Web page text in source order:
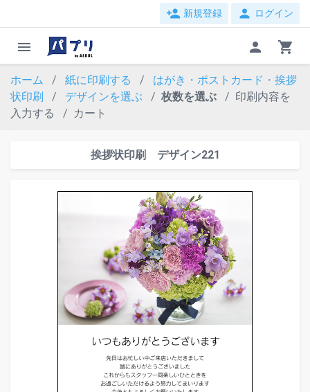
person_add 新規登録 person ログイン
menu person shopping_cart
ホーム 紙に印刷する
はがき・ポストカード・挨拶
状印刷
デザインを選ぶ 枚数を選ぶ
印刷内容を
入力する
カート
挨拶状印刷 デザイン221